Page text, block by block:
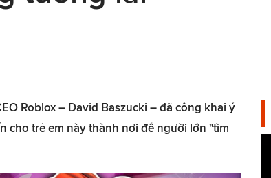
Roblox – David Baszucki – đã công khai ý
cho trẻ em này thành nơi để người lớn "tìm